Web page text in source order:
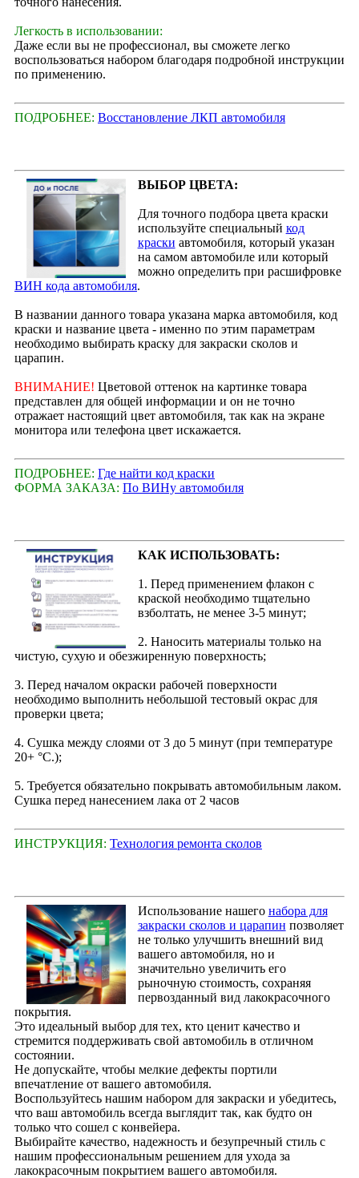
Легкость в использовании:
Даже если вы не профессионал, вы сможете легко
воспользоваться набором благодаря подробной инструкции
по применению.
ПОДРОБНЕЕ: Восстановление ЛКП автомобиля
ВЫБОР ЦВЕТА:
Для точного подбора цвета краски
используйте специальный код
краски автомобиля, который указан
на самом автомобиле или который
можно определить при расшифровке
ВИН кода автомобиля.
В названии данного товара указана марка автомобиля, код
краски и название цвета - именно по этим параметрам
необходимо выбирать краску для закраски сколов и
царапин.
ВНИМАНИЕ! Цветовой оттенок на картинке товара
представлен для общей информации и он не точно
отражает настоящий цвет автомобиля, так как на экране
монитора или телефона цвет искажается.
ПОДРОБНЕЕ: Где найти код краски
ФОРМА ЗАКАЗА: По ВИНу автомобиля
КАК ИСПОЛЬЗОВАТЬ:
1. Перед применением флакон с
краской необходимо тщательно
взболтать, не менее 3-5 минут;
2. Наносить материалы только на
чистую, сухую и обезжиренную поверхность;
3. Перед началом окраски рабочей поверхности
необходимо выполнить небольшой тестовый окрас для
проверки цвета;
4. Сушка между слоями от 3 до 5 минут (при температуре
20+ °С.);
5. Требуется обязательно покрывать автомобильным лаком.
Сушка перед нанесением лака от 2 часов
ИНСТРУКЦИЯ: Технология ремонта сколов
Использование нашего набора для
закраски сколов и царапин позволяет
не только улучшить внешний вид
вашего автомобиля, но и
значительно увеличить его
рыночную стоимость, сохраняя
первозданный вид лакокрасочного
покрытия.
Это идеальный выбор для тех, кто ценит качество и
стремится поддерживать свой автомобиль в отличном
состоянии.
Не допускайте, чтобы мелкие дефекты портили
впечатление от вашего автомобиля.
Воспользуйтесь нашим набором для закраски и убедитесь,
что ваш автомобиль всегда выглядит так, как будто он
только что сошел с конвейера.
Выбирайте качество, надежность и безупречный стиль с
нашим профессиональным решением для ухода за
лакокрасочным покрытием вашего автомобиля.